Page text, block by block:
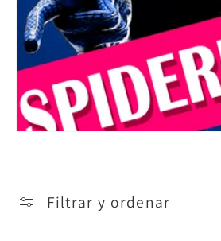
c
c
i
ó
Filtrar y ordenar